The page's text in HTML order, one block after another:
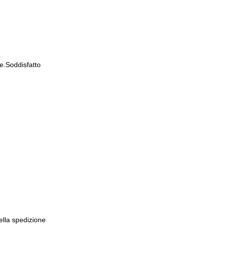
spedizione